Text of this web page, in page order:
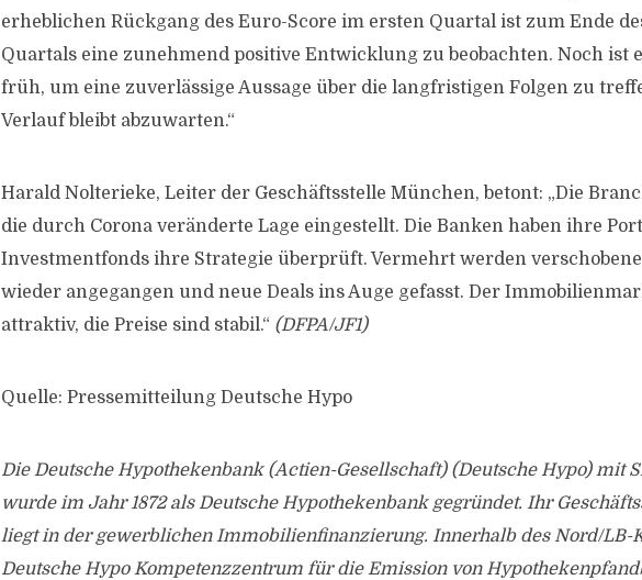
erheblichen Rückgang des Euro-Score im ersten Quartal ist zum Ende
Quartals eine zunehmend positive Entwicklung zu beobachten. Noch ist
früh, um eine zuverlässige Aussage über die langfristigen Folgen zu
Verlauf bleibt abzuwarten.“
Harald Nolterieke, Leiter der Geschäftsstelle München, betont: „Die
die durch Corona veränderte Lage eingestellt. Die Banken haben ihre
Investmentfonds ihre Strategie überprüft. Vermehrt werden
wieder angegangen und neue Deals ins Auge gefasst. Der
attraktiv, die Preise sind stabil.“ (DFPA/JF1)
Quelle: Pressemitteilung Deutsche Hypo
Die Deutsche Hypothekenbank (Actien-Gesellschaft) (Deutsche Hypo) mit
wurde im Jahr 1872 als Deutsche Hypothekenbank gegründet. Ihr
liegt in der gewerblichen Immobilienfinanzierung. Innerhalb des Nord/LB-
Deutsche Hypo Kompetenzzentrum für die Emission von